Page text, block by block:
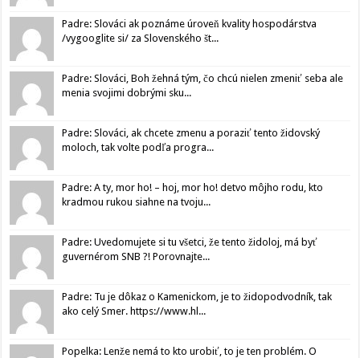
Padre: Slováci ak poznáme úroveň kvality hospodárstva
/vygooglite si/ za Slovenského št...
Padre: Slováci, Boh žehná tým, čo chcú nielen zmeniť seba ale
menia svojimi dobrými sku...
Padre: Slováci, ak chcete zmenu a poraziť tento židovský
moloch, tak volte podľa progra...
Padre: A ty, mor ho! – hoj, mor ho! detvo môjho rodu, kto
kradmou rukou siahne na tvoju...
Padre: Uvedomujete si tu všetci, že tento židoloj, má byť
guvernérom SNB ?! Porovnajte...
Padre: Tu je dôkaz o Kamenickom, je to židopodvodník, tak
ako celý Smer. https://www.hl...
Popelka: Lenže nemá to kto urobiť, to je ten problém. O